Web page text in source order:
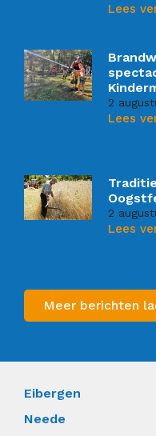
Lees
2
Lees
2
Lees
Meer berichten
Eibergen
Neede